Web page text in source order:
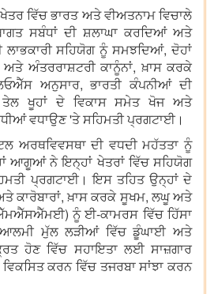
ਵਿੱਚ ਭਾਰਤ ਅਤੇ ਵੀਅਤਨਾਮ ਵਿਚਾਲੇ
ਸਬੰਧਾਂ ਦੀ ਸ਼ਲਾਘਾ ਕਰਦਿਆਂ ਅਤੇ
ਸਹਿਯੋਗ ਨੂੰ ਸਮਝਦਿਆਂ, ਦੋਹਾਂ
ਅੰਤਰਰਾਸ਼ਟਰੀ ਕਾਨੂੰਨਾਂ, ਖ਼ਾਸ ਕਰਕੇ
ਅਨੁਸਾਰ, ਭਾਰਤੀ ਕੰਪਨੀਆਂ ਦੀ
ਤੇਲ ਖੂਹਾਂ ਦੇ ਵਿਕਾਸ ਸਮੇਤ ਖੋਜ ਅਤੇ
ਵਧਾਉਣ 'ਤੇ ਸਹਿਮਤੀ ਪ੍ਰਗਟਾਈ।
ਅਰਥਵਿਵਸਥਾ ਦੀ ਵਧਦੀ ਮਹੱਤਤਾ ਨੂੰ
ਆਗੂਆਂ ਨੇ ਇਨ੍ਹਾਂ ਖੇਤਰਾਂ ਵਿੱਚ ਸਹਿਯੋਗ
ਪ੍ਰਗਟਾਈ। ਇਸ ਤਹਿਤ ਉਨ੍ਹਾਂ ਦੇ
ਕਾਰੋਬਾਰਾਂ, ਖ਼ਾਸ ਕਰਕੇ ਸੂਖਮ, ਲਘੂ ਅਤੇ
ਨੂੰ ਈ-ਕਾਮਰਸ ਵਿੱਚ ਹਿੱਸਾ
ਮੁੱਲ ਲੜੀਆਂ ਵਿੱਚ ਡੂੰਘਾਈ ਅਤੇ
ਹੋਣ ਵਿੱਚ ਸਹਾਇਤਾ ਲਈ ਸਾਜ਼ਗਾਰ
ਕਰਨ ਵਿੱਚ ਤਜਰਬਾ ਸਾਂਝਾ ਕਰਨ